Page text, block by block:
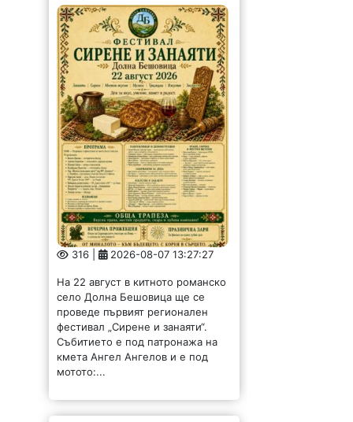
316 | 2026-08-07 13:27:27
На 22 август в китното романско
село Долна Бешовица ще се
проведе първият регионален
фестивал „Сирене и занаяти“.
Събитието е под патронажа на
кмета Ангел Ангелов и е под
мотото:...